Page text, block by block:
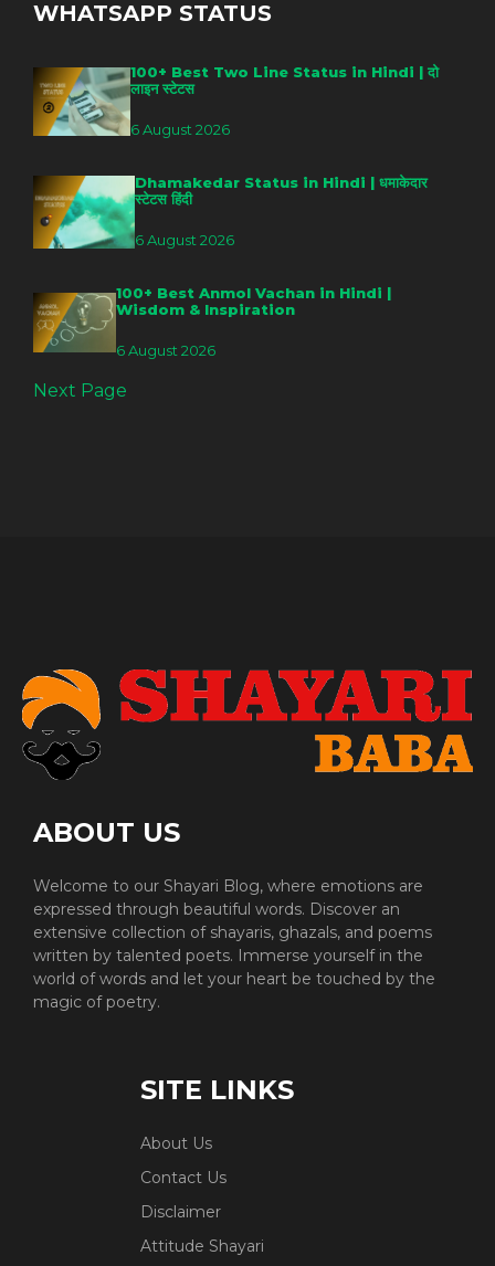
WHATSAPP STATUS
100+ Best Two Line Status in Hindi | दो
लाइन स्टेटस
6 August 2026
Dhamakedar Status in Hindi | धमाकेदार
स्टेटस हिंदी
6 August 2026
100+ Best Anmol Vachan in Hindi |
Wisdom & Inspiration
6 August 2026
Next Page
ABOUT US
Welcome to our Shayari Blog, where emotions are
expressed through beautiful words. Discover an
extensive collection of shayaris, ghazals, and poems
written by talented poets. Immerse yourself in the
world of words and let your heart be touched by the
magic of poetry.
SITE LINKS
About Us
Contact Us
Disclaimer
Attitude Shayari